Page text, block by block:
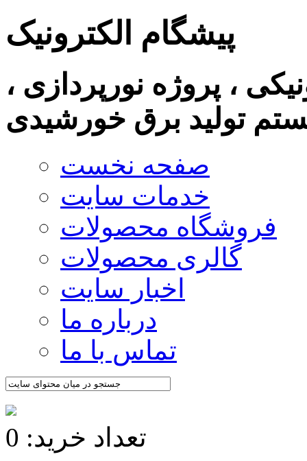
پیشگام الکترونیک
، پروژه نورپردازی ،
تولید برق خورشیدی
صفحه نخست
خدمات سایت
فروشگاه محصولات
گالری محصولات
اخبار سایت
درباره ما
تماس با ما
تعداد خرید: 0